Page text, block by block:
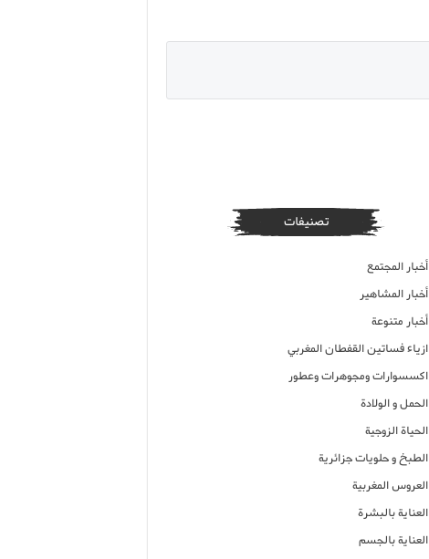
تصنيفات
أخبار المجتمع
أخبار المشاهير
أخبار متنوعة
ازياء فساتين القفطان المغربي
اكسسوارات ومجوهرات وعطور
الحمل و الولادة
الحياة الزوجية
الطبخ و حلويات جزائرية
العروس المغربية
العناية بالبشرة
العناية بالجسم